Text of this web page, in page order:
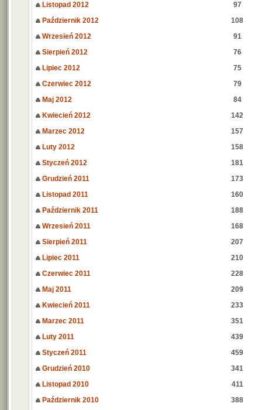
Listopad 2012
97
Październik 2012
108
Wrzesień 2012
91
Sierpień 2012
76
Lipiec 2012
75
Czerwiec 2012
79
Maj 2012
84
Kwiecień 2012
142
Marzec 2012
157
Luty 2012
158
Styczeń 2012
181
Grudzień 2011
173
Listopad 2011
160
Październik 2011
188
Wrzesień 2011
168
Sierpień 2011
207
Lipiec 2011
210
Czerwiec 2011
228
Maj 2011
209
Kwiecień 2011
233
Marzec 2011
351
Luty 2011
439
Styczeń 2011
459
Grudzień 2010
341
Listopad 2010
411
Październik 2010
388